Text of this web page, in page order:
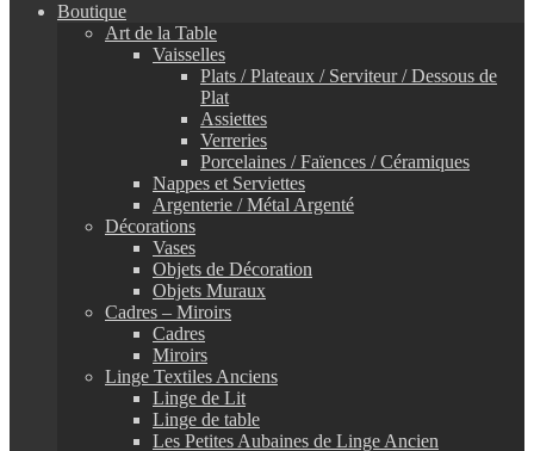
Boutique
Art de la Table
Vaisselles
Plats / Plateaux / Serviteur / Dessous de
Plat
Assiettes
Verreries
Porcelaines / Faïences / Céramiques
Nappes et Serviettes
Argenterie / Métal Argenté
Décorations
Vases
Objets de Décoration
Objets Muraux
Cadres – Miroirs
Cadres
Miroirs
Linge Textiles Anciens
Linge de Lit
Linge de table
Les Petites Aubaines de Linge Ancien